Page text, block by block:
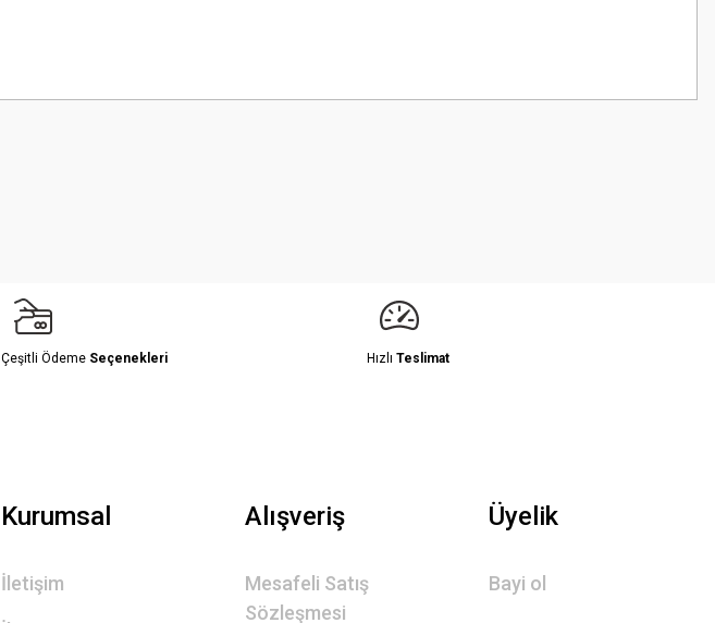
Çeşitli Ödeme Seçenekleri Hızlı Teslimat
Kurumsal
İletişim
Alışveriş
Mesafeli Satış
Sözleşmesi
Üyelik
Bayi ol